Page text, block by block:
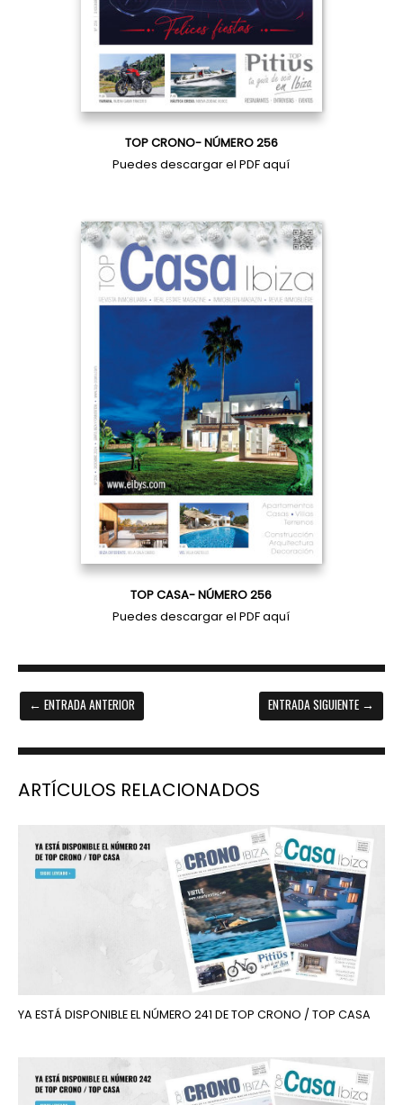
TOP CRONO- NÚMERO 256
Puedes descargar el PDFaquí
TOP CASA- NÚMERO 256
Puedes descargar el PDFaquí
← ENTRADA ANTERIOR ENTRADA SIGUIENTE →
ARTÍCULOS RELACIONADOS
YA ESTÁ DISPONIBLE EL NÚMERO 241 DE TOP CRONO / TOP CASA